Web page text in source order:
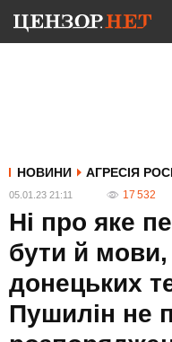
НОВИНИ АГРЕСІЯ
05.01.23 21:11 17 532
Ні про яке
бути й
донецьких
Пушилін не